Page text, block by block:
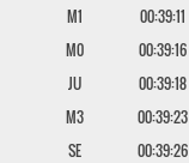
M1
00:39:11
M0
00:39:16
JU 00:39:18
M3 00:39:23
SE 00:39:26